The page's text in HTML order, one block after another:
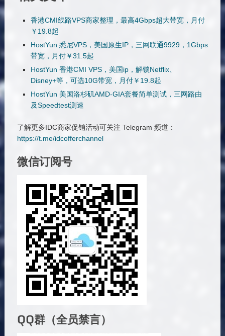
香港CMI线路VPS商家整理，最高4Gbps超大带宽，月付
￥19.8起
HostYun 悉尼VPS，美国原生IP，三网联通9929，1Gbps
带宽，月付￥31.5起
HostYun 香港CMI VPS，美国ip，解锁Netflix、
Disney+等，可选10G带宽，月付￥19.8起
HostYun 美国洛杉矶AMD-GIA套餐简单测试，三网路由
及Speedtest测速
了解更多IDC商家促销活动可关注 Telegram 频道：
https://t.me/idcofferchannel
微信订阅号
QQ群（全员禁言）